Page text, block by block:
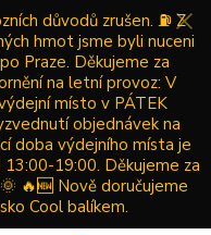
důvodů zrušen. ⛽ Z
hmot jsme byli nuceni
Praze. Děkujeme za
na letní provoz: V
místo v PÁTEK
objednávek na
doba výdejního místa je
19:00. Děkujeme za
🔥🆕 Nově doručujeme
Cool balíkem.